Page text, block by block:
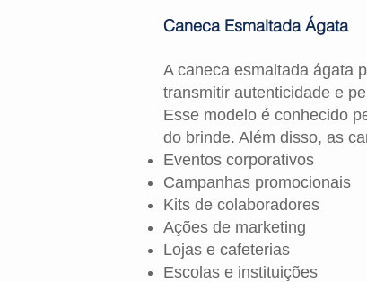
Caneca Esmaltada Ágata
A caneca esmaltada ágata
transmitir autenticidade e
Esse modelo é conhecido
do brinde. Além disso, as
Eventos corporativos
Campanhas promocionais
Kits de colaboradores
Ações de marketing
Lojas e cafeterias
Escolas e instituições